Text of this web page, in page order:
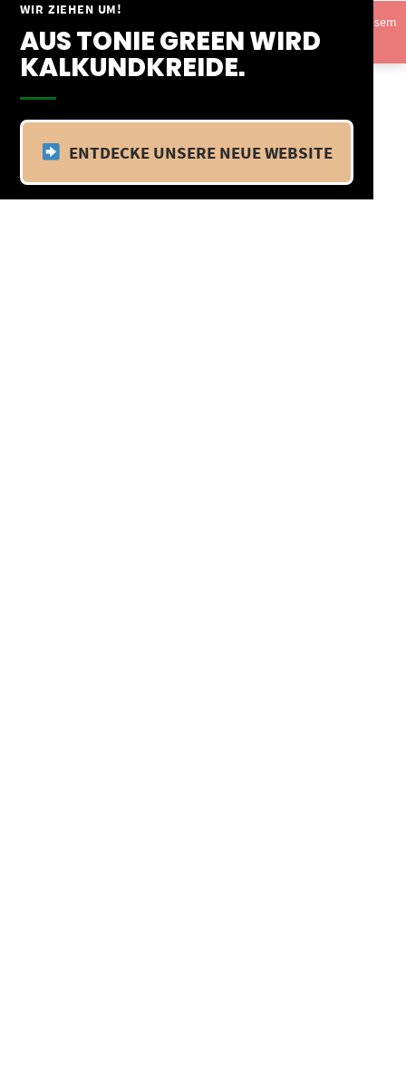
WIR ZIEHEN UM!
AUS TONIE GREEN WIRD
KALKUNDKREIDE.
ENTDECKE UNSERE NEUE WEBSITE
Springe
Inhalt
Vom 09.04.25 - 20.04.25 befinden wir uns im Betriebsurlaub. In diesem
Zeitraum findet kein Versand statt.Ausblenden